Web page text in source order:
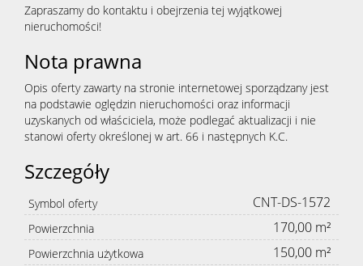
Zapraszamy do kontaktu i obejrzenia tej wyjątkowej
nieruchomości!
Nota prawna
Opis oferty zawarty na stronie internetowej sporządzany jest
na podstawie oględzin nieruchomości oraz informacji
uzyskanych od właściciela, może podlegać aktualizacji i nie
stanowi oferty określonej w art. 66 i następnych K.C.
Szczegóły
Symbol oferty CNT-DS-1572
Powierzchnia 170,00 m²
Powierzchnia użytkowa 150,00 m²